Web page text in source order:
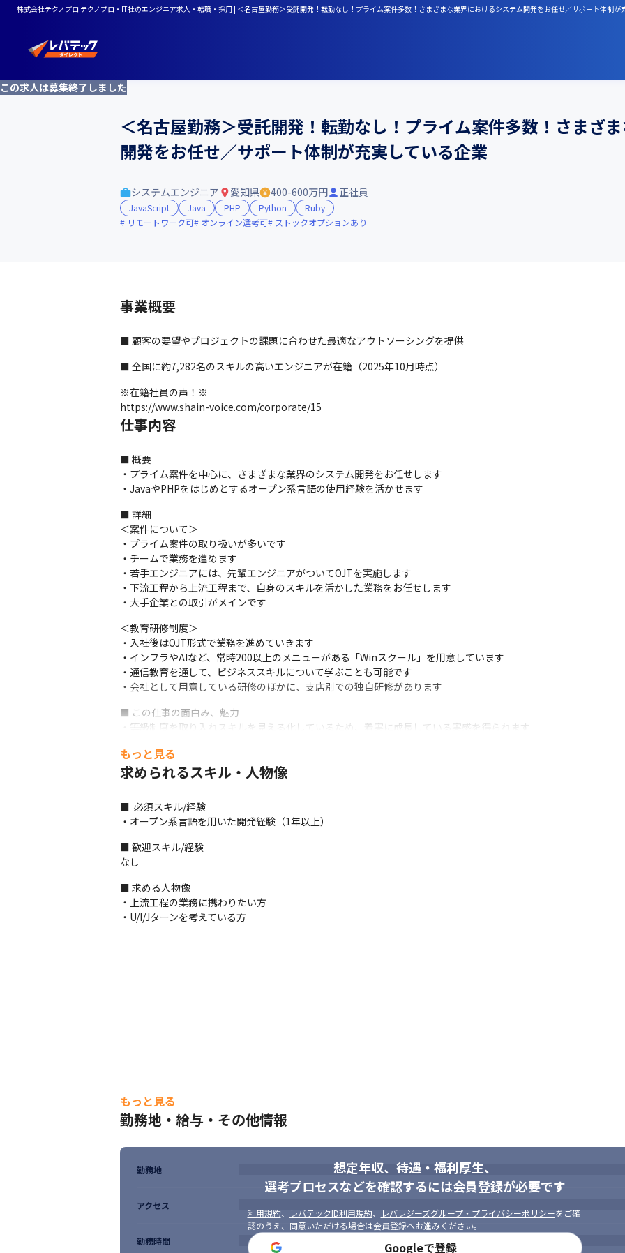
株式会社テクノプロ テクノプロ・IT社のエンジニア求人・転職・採用 | ＜名古屋勤務＞受託開発！転勤なし！プライム案件多数！さまざまな業界におけるシステム開発をお任せ／サポート体制が
この求人は募集終了しました
＜名古屋勤務＞受託開発！転勤なし！プライム案件多数！さまざ
開発をお任せ／サポート体制が充実している企業
システムエンジニア 愛知県 400-600万円 正社員
JavaScript Java PHP Python
Ruby
リモートワーク可
オンライン選考可 ストックオプションあり
事業概要
■ 顧客の要望やプロジェクトの課題に合わせた最適なアウトソーシングを提供
■ 全国に約7,282名のスキルの高いエンジニアが在籍（2025年10月時点）
※在籍社員の声！※
https://www.shain-voice.com/corporate/15
仕事内容
■ 概要
・プライム案件を中心に、さまざまな業界のシステム開発をお任せします
・JavaやPHPをはじめとするオープン系言語の使用経験を活かせます
■ 詳細
＜案件について＞
・プライム案件の取り扱いが多いです
・チームで業務を進めます
・若手エンジニアには、先輩エンジニアがついてOJTを実施します
・下流工程から上流工程まで、自身のスキルを活かした業務をお任せします
・大手企業との取引がメインです
＜教育研修制度＞
・入社後はOJT形式で業務を進めていきます
・インフラやAIなど、常時200以上のメニューがある「Winスクール」を用意しています
・通信教育を通して、ビジネススキルについて学ぶことも可能です
・会社として用意している研修のほかに、支店別での独自研修があります
■ この仕事の面白み、魅力
・等級制度を取り入れスキルを見える化しているため、着実に成長している実感を得られます
・大手の取引先が多いため、規模の大きな案件に携われます
・各分野メーカーからの転職者や世界をまたにかけるシステムエンジニア、生え抜きのシステムエンジニアなど、
（変更の範囲）会社の定める業務
もっと見る
求められるスキル・人物像
■  必須スキル/経験
・オープン系言語を用いた開発経験（1年以上）
■ 歓迎スキル/経験
なし
■ 求める人物像
・上流工程の業務に携わりたい方
・U/I/Jターンを考えている方
もっと見る
勤務地・給与・その他情報
想定年収、待遇・福利厚生、
選考プロセスなどを確認するには会員登録が必要です
利用規約、 レバテックID利用規約、 レバレジーズグループ・プライバシーポリシーをご確
認のうえ、同意いただける場合は会員登録へお進みください。
Googleで登録
勤務地
アクセス
勤務時間